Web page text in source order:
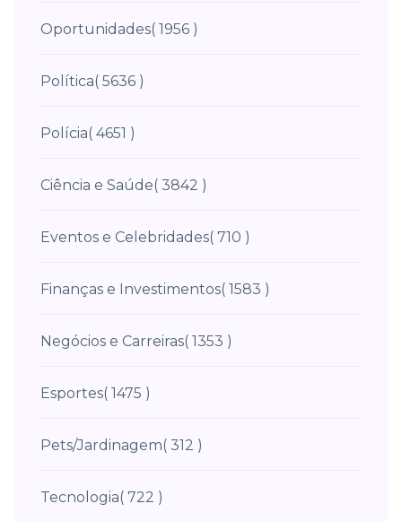
Oportunidades( 1956 )
Política( 5636 )
Polícia( 4651 )
Ciência e Saúde( 3842 )
Eventos e Celebridades( 710 )
Finanças e Investimentos( 1583 )
Negócios e Carreiras( 1353 )
Esportes( 1475 )
Pets/Jardinagem( 312 )
Tecnologia( 722 )